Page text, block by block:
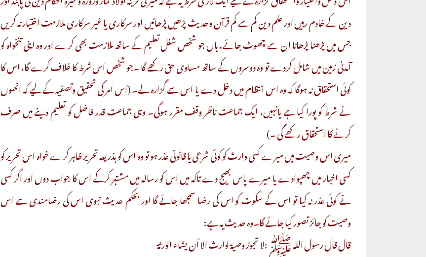
دین کے خادم رہیں اور علم دین کم سے کم قرآن وحدیث پڑھیں پڑھائیں اور سرکاری یا غیر سرکاری ملازمت اختیار نہ کریں
جس میں پڑھنا پڑھانا ان سے چھوٹ جائے، ہاں جو شخص شغل تعلیم کے ساتھ ملازمت بھی کرے اور وہ اپنی تنخواہ کو
آمدنی زمین میں شامل کردے تو وہ دوسروں کے ساتھ مساوی حق رکھے گا ۔جو شخص اس شرط کا خلاف کرے گا، اس کا
کوئی استحقاق نہ ہوگا کہ وہ اس انتظام میں دخل دے یا اس سے گزارہ لے۔ (اس امر کی تحقیق وتصفیہ کے لیے کہ انھوں
نے شرط کو پورا کیا ہے یانہیں، ایک جماعت ناظر وقف مقرر ہوگی۔ وہی جماعت قدر فاضل کو تعلیم دینے میں صرف
کرنے کا استحقاق رکھے گی ۔)
میری اس وصیت میں میرے کسی وارث کو کوئی شرعی یا قانونی عذر ہو تو وہ اس کو بذریعہ تحریر ظاہر کرے خواہ اس تحریر کو
کسی اخبار میں چھپوادے یا میرے پاس بھیج دے تاکہ میں اس کو رسالہ میں مشتہر کرکے اس کا جواب دوں اور اگر کسی
نے کوئی عذر نہ کیا تو اس کے سکوت کو اس کی رضا سمجھا جائے گا اور بحکم حدیث نبوی اس کی رضامندی سے اس
وصیت کو جائز تصور کیا جائے گا۔وہ حدیث یہ ہے:
قال قال رسول اللہ ﷺ :لا تجوز وصیۃ لوارث الا أن یشاء الورثۃ